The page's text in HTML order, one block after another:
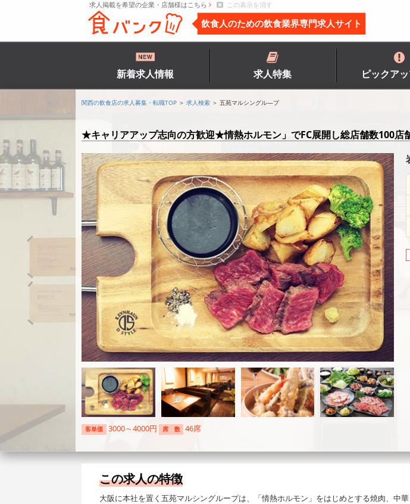
求人掲載を希望の企業・店舗様はこちら この表示を消す
飲食人のための飲食業界専門求人サイト
新着求人情報 求人特集 ピックア
関西の飲食店の求人募集・転職TOP ＞ 求人検索 ＞ 五苑マルシングル―プ
★キャリアアップ志向の方歓迎★情熱ホルモン」でFC展開し総店舗数100店
客単価 3000～4000円 席 数 46席
この求人の特徴
大阪に本社を置く五苑マルシングループは、「情熱ホルモン」をはじめとする焼肉、中